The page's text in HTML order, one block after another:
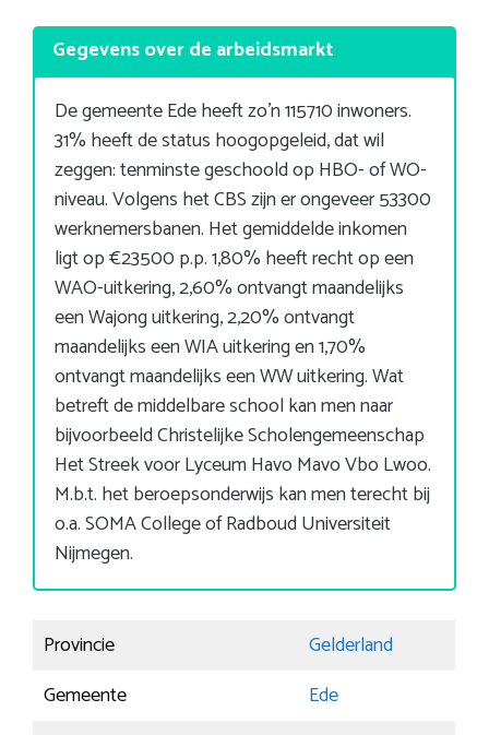
Gegevens over de arbeidsmarkt
De gemeente Ede heeft zo’n 115710 inwoners.
31% heeft de status hoogopgeleid, dat wil
zeggen: tenminste geschoold op HBO- of WO-
niveau. Volgens het CBS zijn er ongeveer 53300
werknemersbanen. Het gemiddelde inkomen
ligt op €23500 p.p. 1,80% heeft recht op een
WAO-uitkering, 2,60% ontvangt maandelijks
een Wajong uitkering, 2,20% ontvangt
maandelijks een WIA uitkering en 1,70%
ontvangt maandelijks een WW uitkering. Wat
betreft de middelbare school kan men naar
bijvoorbeeld Christelijke Scholengemeenschap
Het Streek voor Lyceum Havo Mavo Vbo Lwoo.
M.b.t. het beroepsonderwijs kan men terecht bij
o.a. SOMA College of Radboud Universiteit
Nijmegen.
Provincie
Gelderland
Gemeente
Ede